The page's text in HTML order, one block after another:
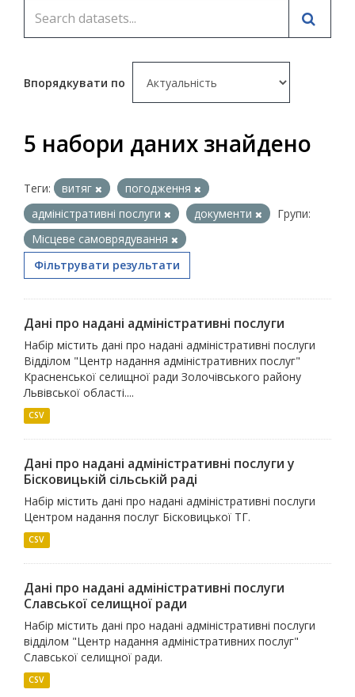
Впорядкувати по
5 набори даних знайдено
Теги: витяг
погодження
адміністративні послуги
документи
Групи:
Місцеве самоврядування
Фільтрувати результати
Дані про надані адміністративні послуги
Набір містить дані про надані адміністративні послуги
Відділом "Центр надання адміністративних послуг"
Красненської селищної ради Золочівського району
Львівської області....
CSV
Дані про надані адміністративні послуги у
Бісковицькій сільській раді
Набір містить дані про надані адміністративні послуги
Центром надання послуг Бісковицької ТГ.
CSV
Дані про надані адміністративні послуги
Славської селищної ради
Набір містить дані про надані адміністративні послуги
відділом "Центр надання адміністративних послуг"
Славської селищної ради.
CSV